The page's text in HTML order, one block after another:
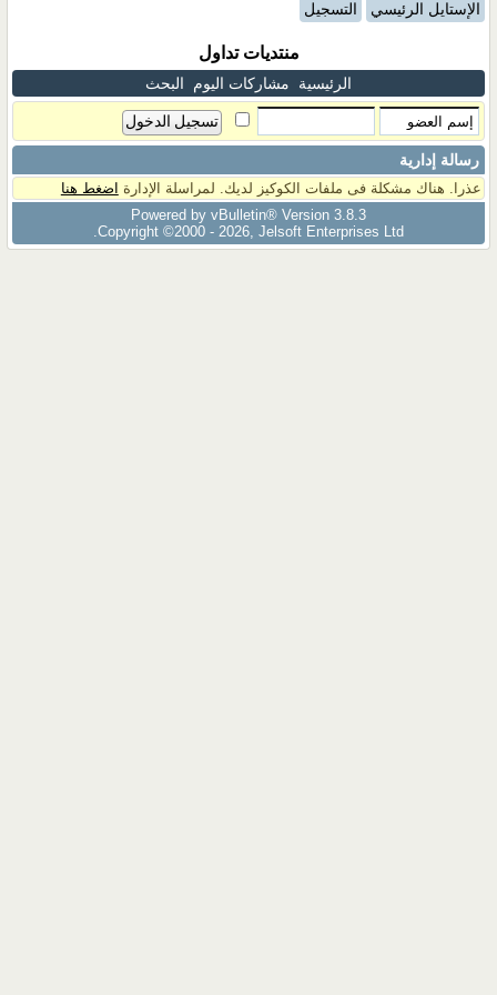
الإستايل الرئيسي التسجيل
منتديات تداول
الرئيسية مشاركات اليوم البحث
رسالة إدارية
عذرا. هناك مشكلة فى ملفات الكوكيز لديك. لمراسلة الإدارة اضغط هنا
Powered by vBulletin® Version 3.8.3
Copyright ©2000 - 2026, Jelsoft Enterprises Ltd.